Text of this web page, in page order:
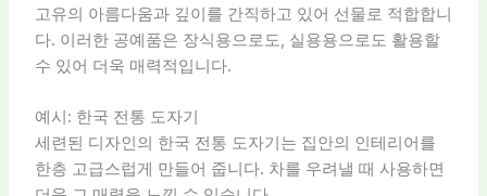
고유의 아름다움과 깊이를 간직하고 있어 선물로 적합합니
다. 이러한 공예품은 장식용으로도, 실용용으로도 활용할
수 있어 더욱 매력적입니다.
예시: 한국 전통 도자기
세련된 디자인의 한국 전통 도자기는 집안의 인테리어를
한층 고급스럽게 만들어 줍니다. 차를 우려낼 때 사용하면